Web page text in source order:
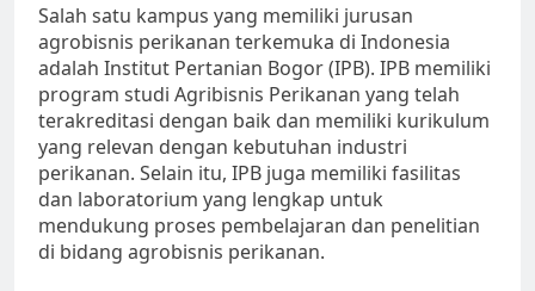
Salah satu kampus yang memiliki jurusan
agrobisnis perikanan terkemuka di Indonesia
adalah Institut Pertanian Bogor (IPB). IPB memiliki
program studi Agribisnis Perikanan yang telah
terakreditasi dengan baik dan memiliki kurikulum
yang relevan dengan kebutuhan industri
perikanan. Selain itu, IPB juga memiliki fasilitas
dan laboratorium yang lengkap untuk
mendukung proses pembelajaran dan penelitian
di bidang agrobisnis perikanan.